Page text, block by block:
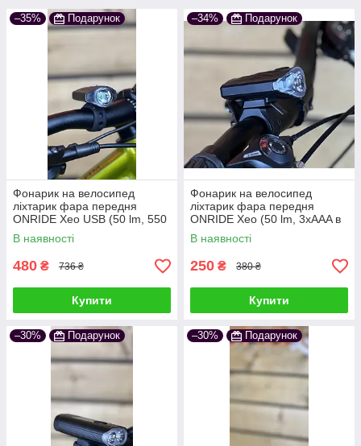
–35% Подарунок
Фонарик на велосипед
ліхтарик фара передня
ONRIDE Xeo USB (50 lm, 550
mAh) чорний
В наявності
480 ₴ 736 ₴
Купити
–34% Подарунок
Фонарик на велосипед
ліхтарик фара передня
ONRIDE Xeo (50 lm, 3xAAA в
комплекті), пластикова чорна
В наявності
250 ₴ 380 ₴
Купити
–30% Подарунок –30% Подарунок